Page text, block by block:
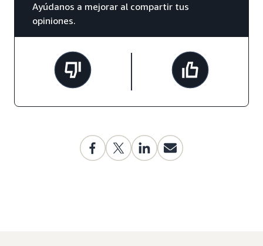
Ayúdanos a mejorar al compartir tus
opiniones.